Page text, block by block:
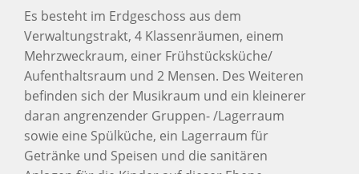
Es besteht im Erdgeschoss aus dem
Verwaltungstrakt, 4 Klassenräumen, einem
Mehrzweckraum, einer Frühstücksküche/
Aufenthaltsraum und 2 Mensen. Des Weiteren
befinden sich der Musikraum und ein kleinerer
daran angrenzender Gruppen- /Lagerraum
sowie eine Spülküche, ein Lagerraum für
Getränke und Speisen und die sanitären